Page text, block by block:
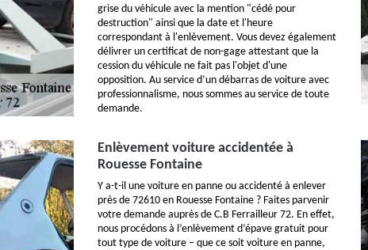
grise du véhicule avec la mention "cédé pour
destruction" ainsi que la date et l'heure
correspondant à l'enlèvement. Vous devez également
délivrer un certificat de non-gage attestant que la
cession du véhicule ne fait pas l'objet d'une
opposition. Au service d’un débarras de voiture avec
professionnalisme, nous sommes au service de toute
demande.
Enlèvement voiture accidentée à
Rouesse Fontaine
Y a-t-il une voiture en panne ou accidenté à enlever
près de 72610 en Rouesse Fontaine ? Faites parvenir
votre demande auprès de C.B Ferrailleur 72. En effet,
nous procédons à l’enlèvement d’épave gratuit pour
tout type de voiture – que ce soit voiture en panne,